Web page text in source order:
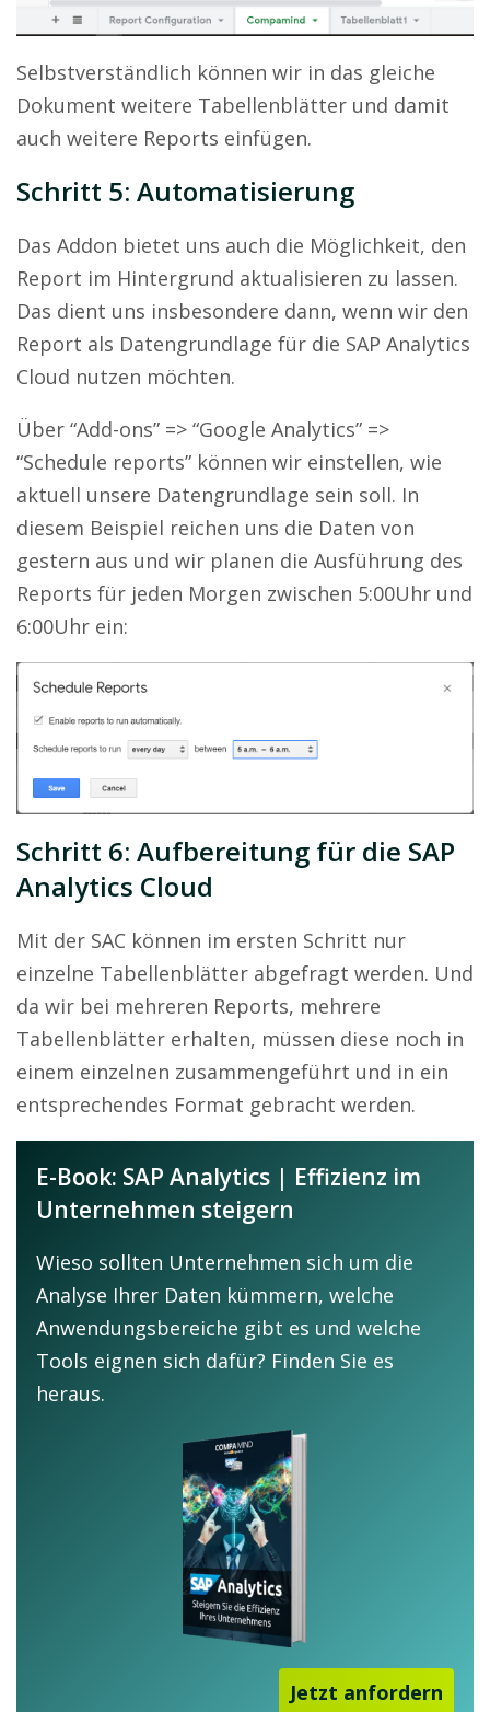
Selbstverständlich können wir in das gleiche
Dokument weitere Tabellenblätter und damit
auch weitere Reports einfügen.
Schritt 5: Automatisierung
Das Addon bietet uns auch die Möglichkeit, den
Report im Hintergrund aktualisieren zu lassen.
Das dient uns insbesondere dann, wenn wir den
Report als Datengrundlage für die SAP Analytics
Cloud nutzen möchten.
Über “Add-ons” => “Google Analytics” =>
“Schedule reports” können wir einstellen, wie
aktuell unsere Datengrundlage sein soll. In
diesem Beispiel reichen uns die Daten von
gestern aus und wir planen die Ausführung des
Reports für jeden Morgen zwischen 5:00Uhr und
6:00Uhr ein:
Schritt 6: Aufbereitung für die SAP
Analytics Cloud
Mit der SAC können im ersten Schritt nur
einzelne Tabellenblätter abgefragt werden. Und
da wir bei mehreren Reports, mehrere
Tabellenblätter erhalten, müssen diese noch in
einem einzelnen zusammengeführt und in ein
entsprechendes Format gebracht werden.
E-Book: SAP Analytics | Effizienz im
Unternehmen steigern
Wieso sollten Unternehmen sich um die
Analyse Ihrer Daten kümmern, welche
Anwendungsbereiche gibt es und welche
Tools eignen sich dafür? Finden Sie es
heraus.
Jetzt anfordern